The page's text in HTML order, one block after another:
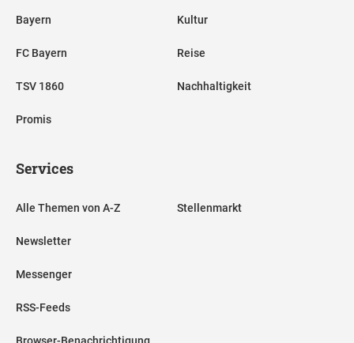
Bayern
FC Bayern
TSV 1860
Promis
Kultur
Reise
Nachhaltigkeit
Services
Alle Themen von A-Z
Newsletter
Messenger
RSS-Feeds
Browser-Benachrichtigung
Stellenmarkt